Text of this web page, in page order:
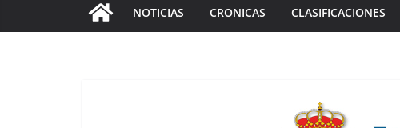
NOTICIAS CRONICAS CLASIFICACIONES